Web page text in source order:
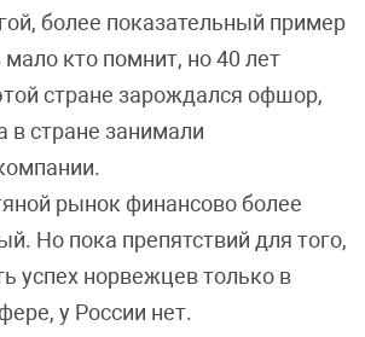
более показательный пример
кто помнит, но 40 лет
стране зарождался офшор,
в стране занимали
рынок финансово более
Но пока препятствий для того,
успех норвежцев только в
у России нет.